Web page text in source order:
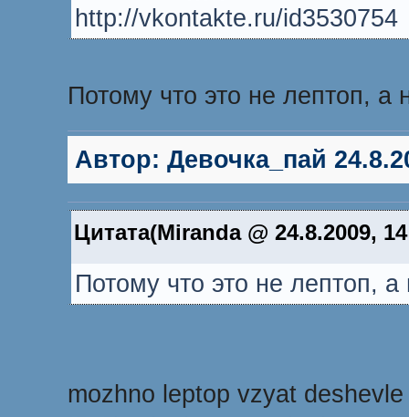
http://vkontakte.ru/id3530754
Потому что это не лептоп,
Автор: Девочка_пай
Цитата(Miranda @ 24.8.2009,
Потому что это не лептоп,
mozhno leptop vzyat